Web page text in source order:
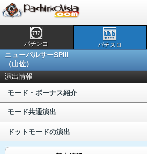
パチンコ パチスロ
ニューパルサーSPIII
（山佐）
演出情報
モード・ボーナス紹介
モード共通演出
ドットモードの演出